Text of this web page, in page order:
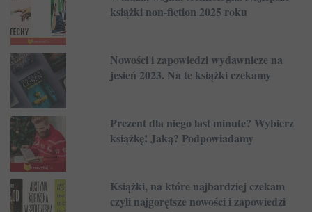
książki non-fiction 2025 roku
Nowości i zapowiedzi wydawnicze na
jesień 2023. Na te książki czekamy
Prezent dla niego last minute? Wybierz
książkę! Jaką? Podpowiadamy
Książki, na które najbardziej czekam
czyli najgorętsze nowości i zapowiedzi